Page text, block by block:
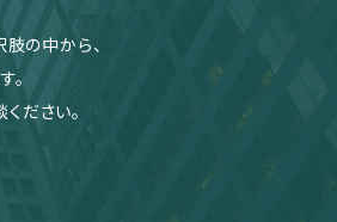
の中から、
。
ださい。